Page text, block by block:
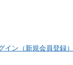
イン（新規会員登録）